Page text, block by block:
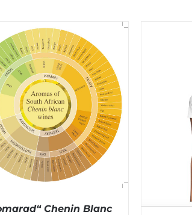
Chenin Blanc